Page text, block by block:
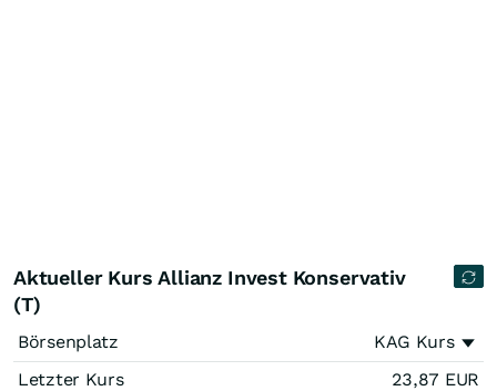
Aktueller Kurs Allianz Invest Konservativ
(T)
Börsenplatz
KAG Kurs
Letzter Kurs
23,87 EUR